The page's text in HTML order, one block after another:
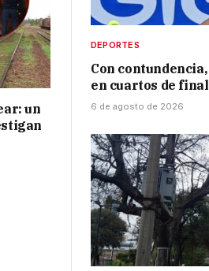
un
DEPORTES
Con
en cuartos de
6 de agosto de 2026